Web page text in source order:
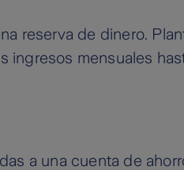
reserva de dinero.
ingresos mensuales
a una cuenta de